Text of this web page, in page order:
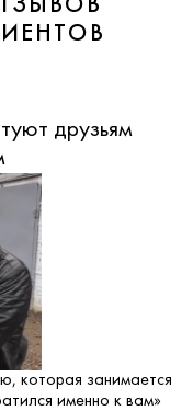
друзьям
которая занимается
именно к вам»